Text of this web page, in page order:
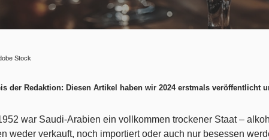
Stock
der Redaktion: Diesen Artikel haben wir 2024 erstmals veröffentlicht
war Saudi-Arabien ein vollkommen trockener Staat –
weder verkauft, noch importiert oder auch nur besessen